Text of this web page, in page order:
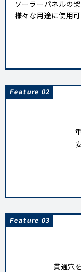
ソーラーパネルの
様々な用途に使用
Feature 02
Feature 03
貫通穴